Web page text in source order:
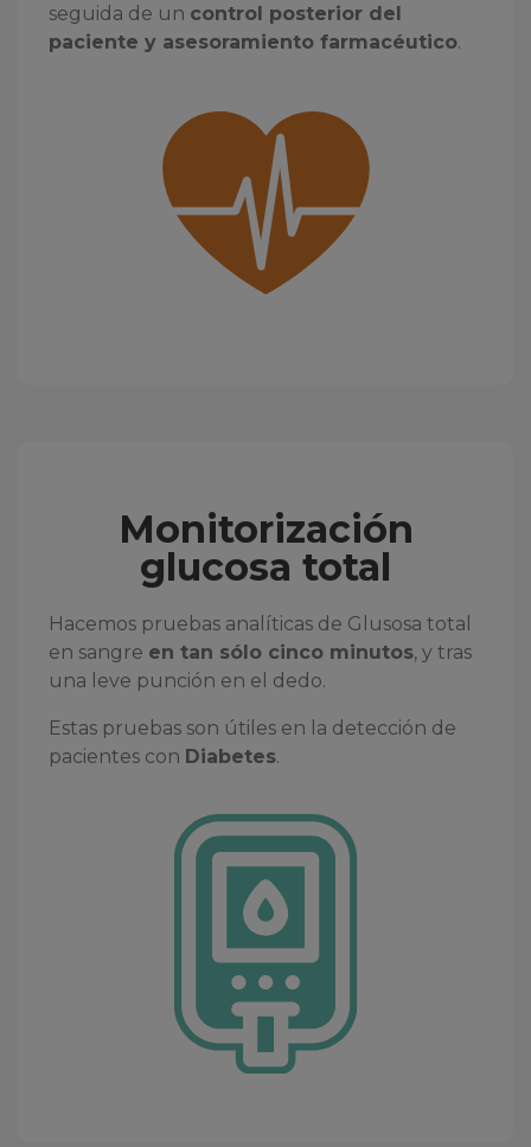
seguida de un control posterior del
paciente y asesoramiento farmacéutico.
Monitorización
glucosa total
Hacemos pruebas analíticas de Glusosa total
en sangre en tan sólo cinco minutos, y tras
una leve punción en el dedo.
Estas pruebas son útiles en la detección de
pacientes con Diabetes.